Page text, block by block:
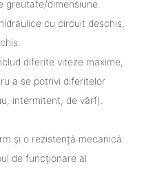
greutate/dimensiune.
cu circuit deschis,
diferite viteze maxime,
a se potrivi diferitelor
intermitent, de vârf).
și o rezistență mecanică
de funcționare al